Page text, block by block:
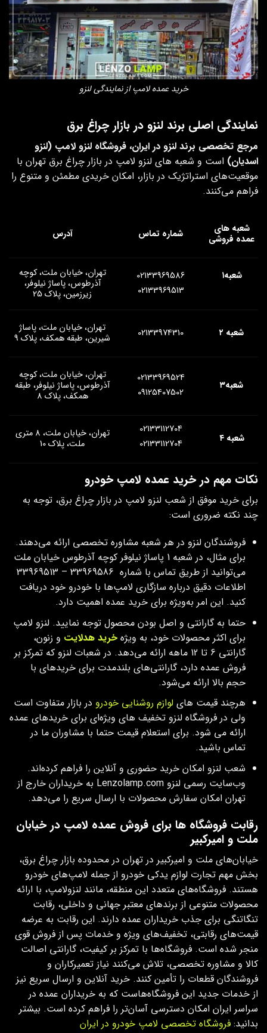
خرید عمده لامپ از نمایندگی لنزو
نمایندگی اصلی برند لنزو در بازار چراغ برق
مرجع تخصصی برند لنزو در ایران، فروشگاه لنزو لامپ (لنزو
اسدیان) است و شعبه‌ های لنزو لامپ در بازار چراغ برق تهران با
موقعیت‌های استراتژیک در بازار، امکان خریدی مطمئن و متنوع را
فراهم می‌کنند.
شعبه های
عمده فروشی شماره تماس آدرس
شعبه۱
02133969586
02133969513
تهران، خیابان ملت، کوچه
آذرطوس، پاساژ نیلوفر،
زیرزمین، پلاک 25
شعبه ۲ 02133974310 تهران، خیابان ملت، پاساژ
شیرین، طبقه همکف، پلاک 9
شعبه۳
02133969524
09125407502
تهران، خیابان ملت، کوچه
آذرطوس، پاساژ نیلوفر، طبقه
همکف، پلاک 8
شعبه ۴
02133112704
02133112704
تهران، خیابان ملت، 8 متری
ملت، پلاک 10
نکات مهم در خرید عمده لامپ خودرو
برای خرید موفق از شعب لنزو لامپ در بازار چراغ برق، توجه به
چند نکته ضروری است:
فروشندگان لنزو در هر شعبه مشاوره تخصصی ارائه می‌دهند.
برای مثال، در شعبه 1 پاساژ نیلوفر کوچه آذرطوس خیابان ملت
می‌توانید از طریق تماس با شماره 33969586 – 33969513
اطلاعات دقیق درباره سازگاری لامپ‌ها با خودرو خود دریافت
کنید. این امر به‌ویژه برای خرید عمده اهمیت دارد.
حتما به گارانتی و اصل بودن محصول توجه نمایید. لنزو لامپ
برای اکثر محصولات خود، به‌ ویژه خرید هدلایت‌ و زنون،
گارانتی 6 تا 12 ماهه ارائه می‌دهد. در شعبات لنزو که تمرکز بر
فروش عمده دارد، گارانتی‌های بلندمدت برای خریدهای با
حجم بالا ارائه می‌شود.
هرچند قیمت‌ های لوازم روشنایی خودرو در بازار متفاوت است
ولی در فروشگاه لنزو تخفیف‌ های ویژه‌ای برای خریدهای عمده
ارائه می شود. برای استعلام قیمت حتما با مشاوران ما در
تماس باشید.
شعب لنزو امکان خرید حضوری و آنلاین را فراهم کرده‌اند.
وب‌سایت رسمی لنزو Lenzolamp.com به خریداران خارج از
تهران امکان سفارش محصولات با ارسال سریع را می‌دهد.
رقابت فروشگاه ها برای فروش عمده لامپ در خیابان
ملت و امیرکبیر
خیابان‌های ملت و امیرکبیر در تهران در محدوده بازار چراغ برق،
بخش مهم تجارت لوازم یدکی خودرو از جمله لامپ‌های خودرو
هستند. فروشگاه‌های متعدد این منطقه، مانند لنزولامپ، با ارائه
محصولات متنوعی از برندهای معتبر جهانی و داخلی، رقابت
تنگاتنگی برای جذب خریداران عمده دارند. این رقابت به عرضه
قیمت‌های رقابتی، تخفیف‌های ویژه و خدمات پس از فروش قوی
منجر شده است. فروشگاه‌ها با تمرکز بر کیفیت، گارانتی اصالت
کالا و مشاوره تخصصی، تلاش می‌کنند نیاز تعمیرکاران و
فروشندگان قطعات را تأمین کنند. خرید آنلاین و ارسال سریع نیز
از خدمات جدید این فروشگاه‌هاست که به خریداران عمده در
سراسر ایران امکان دسترسی آسان‌تر را فراهم کرده است. بیشتر
بدانید: فروشگاه تخصصی لامپ خودرو در ایران